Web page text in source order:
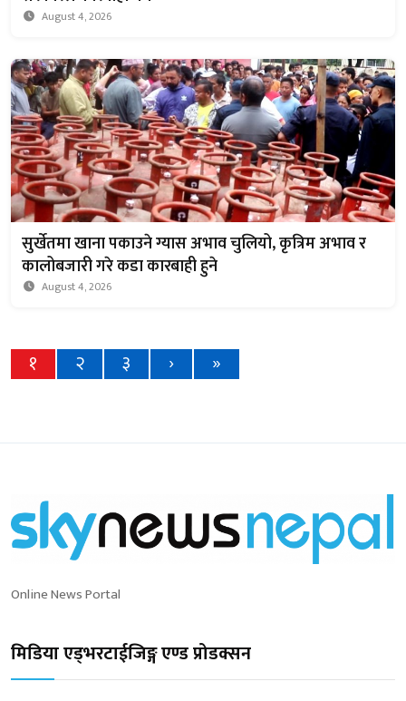
August 4, 2026
सुर्खेतमा खाना पकाउने ग्यास अभाव चुलियो, कृत्रिम अभाव र
कालोबजारी गरे कडा कारबाही हुने
August 4, 2026
१ २ ३ › »
Online News Portal
मिडिया एड्भरटाईजिङ्ग एण्ड प्रोडक्सन